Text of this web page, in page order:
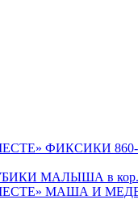
ФИКСИКИ 860-8
МАЛЫША в
МАША И